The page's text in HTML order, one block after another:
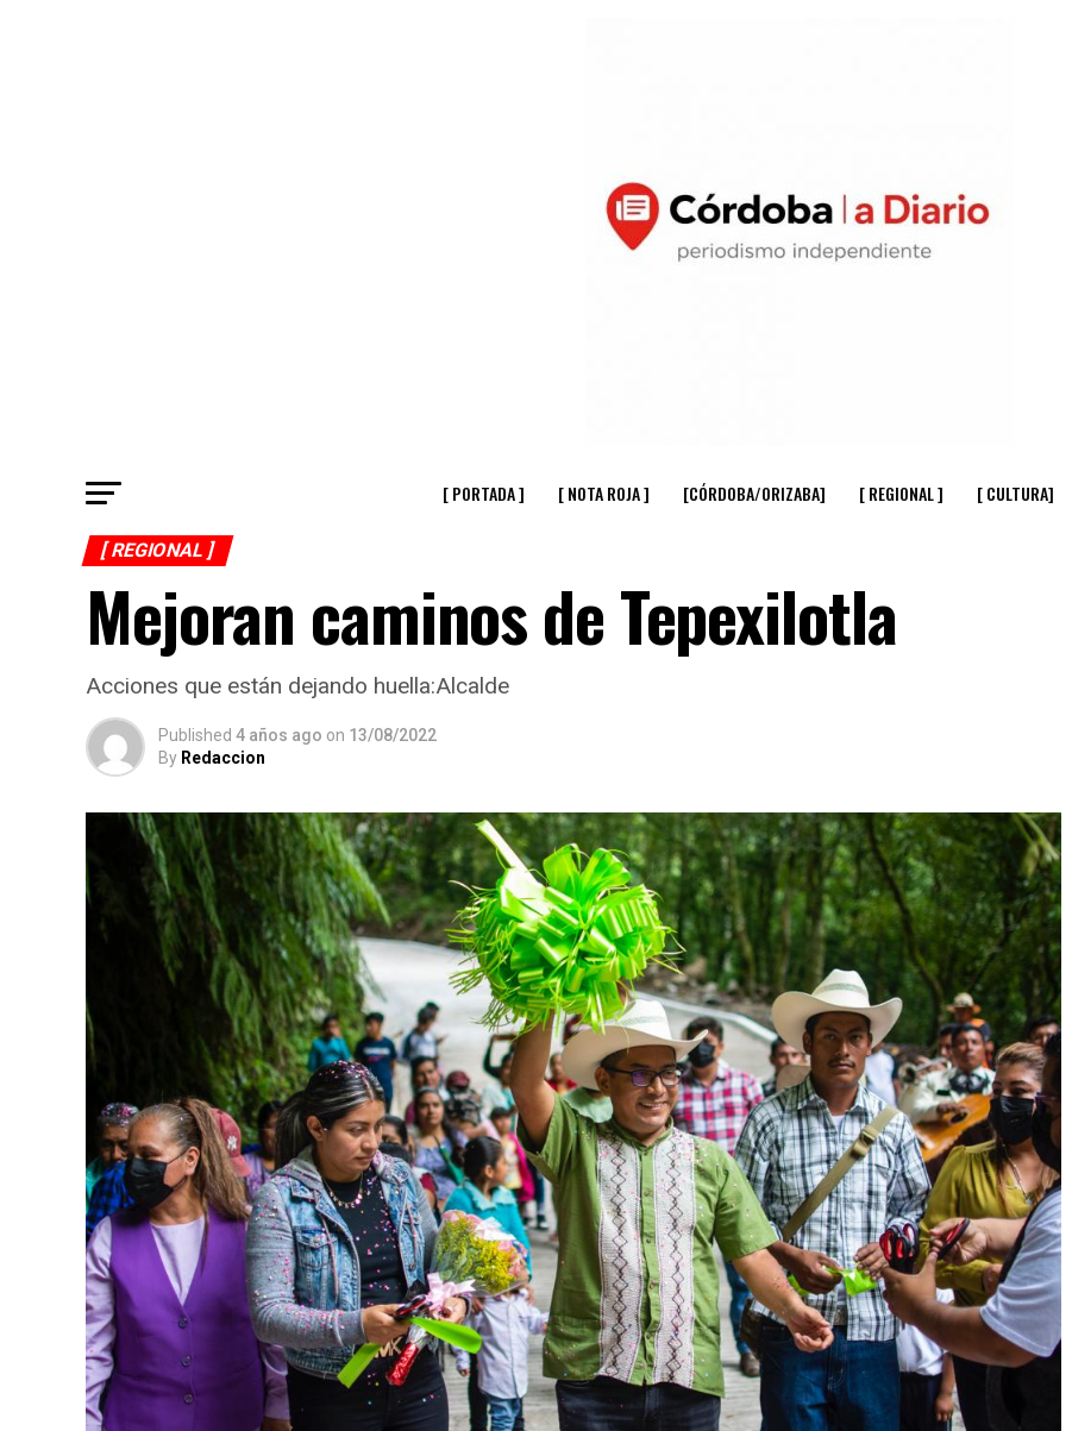
[ PORTADA ] [ NOTA ROJA ] [CÓRDOBA/ORIZABA] [ REGIONAL ] [ CULTURA]
[ REGIONAL ]
Mejoran caminos de Tepexilotla
Acciones que están dejando huella:Alcalde
Published 4 años ago on 13/08/2022
By Redaccion